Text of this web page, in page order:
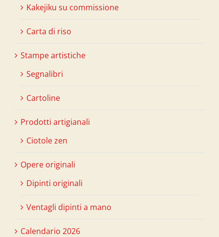
Kakejiku su commissione
Carta di riso
Stampe artistiche
Segnalibri
Cartoline
Prodotti artigianali
Ciotole zen
Opere originali
Dipinti originali
Ventagli dipinti a mano
Calendario 2026